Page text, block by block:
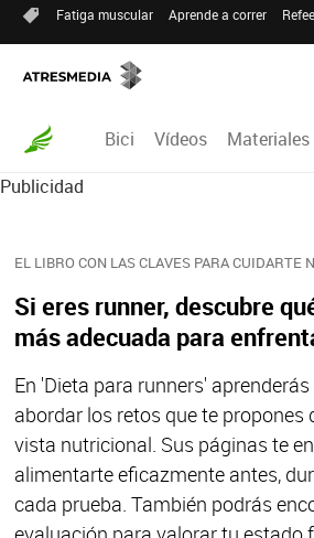
Fatiga muscular Aprende a correr
Bici Vídeos Materiales
Publicidad
EL LIBRO CON LAS CLAVES PARA CUIDARTE
Si eres runner, descubre
más adecuada para
En 'Dieta para runners'
abordar los retos que te propones
vista nutricional. Sus páginas te
alimentarte eficazmente antes,
cada prueba. También podrás